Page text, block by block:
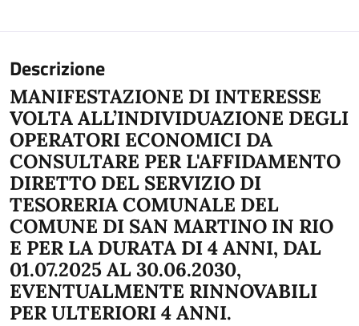
Descrizione
MANIFESTAZIONE DI INTERESSE
VOLTA ALL’INDIVIDUAZIONE DEGLI
OPERATORI ECONOMICI DA
CONSULTARE PER L'AFFIDAMENTO
DIRETTO DEL SERVIZIO DI
TESORERIA COMUNALE DEL
COMUNE DI SAN MARTINO IN RIO
E PER LA DURATA DI 4 ANNI, DAL
01.07.2025 AL 30.06.2030,
EVENTUALMENTE RINNOVABILI
PER ULTERIORI 4 ANNI.